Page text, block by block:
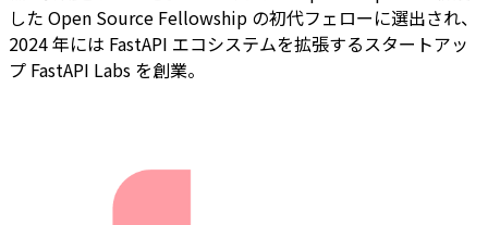
した Open Source Fellowship の初代フェローに選出され、
2024 年には FastAPI エコシステムを拡張するスタートアッ
プ FastAPI Labs を創業。